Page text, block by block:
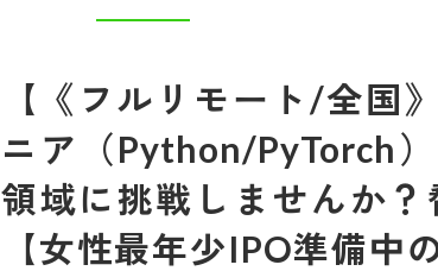
【《フルリモート/全国
ニア（Python/PyTorch
領域に挑戦しませんか？
【女性最年少IPO準備中